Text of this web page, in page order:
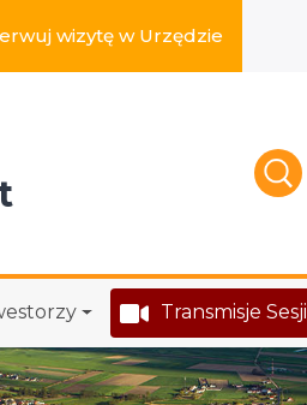
wizytę w Urzędzie
Transmisje Sesji